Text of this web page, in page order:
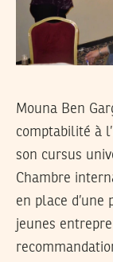
Mouna Ben
comptabilité à
son cursus
Chambre
en place
jeunes